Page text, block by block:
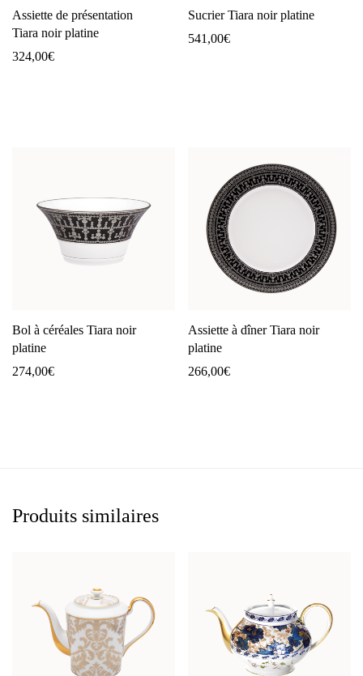
Assiette de présentation
Tiara noir platine
324,00€
Sucrier Tiara noir platine
541,00€
Bol à céréales Tiara noir
platine
274,00€
Assiette à dîner Tiara noir
platine
266,00€
Produits similaires